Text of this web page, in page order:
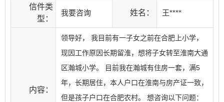
信件类
型：
我要咨询 姓名： 王****
内容：
领导好， 我目前有一子女之前在合肥上小学，
现因工作原因长期留淮，想将子女转至淮南大通
区瀚城小学。 目前我在瀚城有住房一套，满5
年，长期居住，本人户口在淮南与房产证一致，
但是孩子户口在合肥农村。 想咨询以下问题：